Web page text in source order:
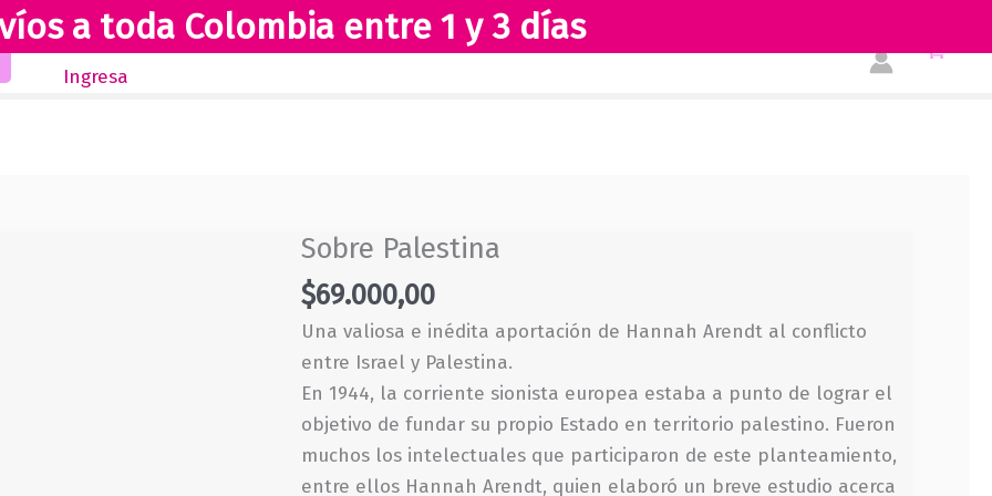
a toda Colombia entre 1 y 3 días
Inicio Novedades Revista Club Lectores Tienda
Ingresa
Sobre Palestina
$69.000,00
Una valiosa e inédita aportación de Hannah Arendt al conflicto
entre Israel y Palestina.
En 1944, la corriente sionista europea estaba a punto de lograr el
objetivo de fundar su propio Estado en territorio palestino. Fueron
muchos los intelectuales que participaron de este planteamiento,
entre ellos Hannah Arendt, quien elaboró un breve estudio acerca